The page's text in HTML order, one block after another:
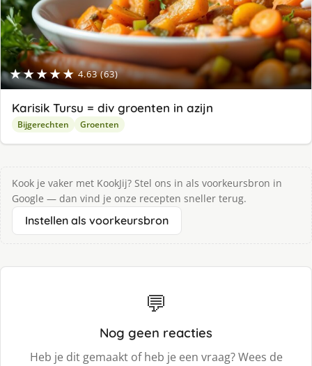
★★★★★ 4.63 (63)
Karisik Tursu = div groenten in azijn
Bijgerechten Groenten
Kook je vaker met KookJij? Stel ons in als voorkeursbron in
Google — dan vind je onze recepten sneller terug.
Instellen als voorkeursbron
💬
Nog geen reacties
Heb je dit gemaakt of heb je een vraag? Wees de